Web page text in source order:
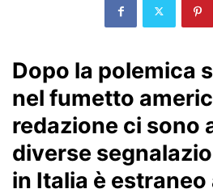
Dopo la polemica
nel fumetto
redazione ci sono
diverse
in Italia è